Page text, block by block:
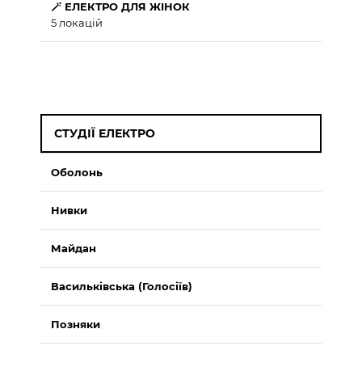
🪄 ЕЛЕКТРО ДЛЯ ЖІНОК
5 локацій
СТУДІЇ ЕЛЕКТРО
Оболонь
Нивки
Майдан
Васильківська (Голосіїв)
Позняки